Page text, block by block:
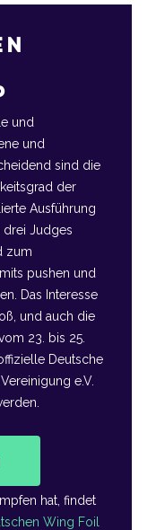
und
und
sind die
der
Ausführung
drei Judges
zum
pushen und
Das Interesse
und auch die
23. bis 25.
Deutsche
e.V.
hat, findet
Wing Foil